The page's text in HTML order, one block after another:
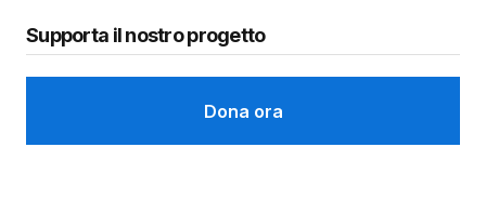
Supporta il nostro progetto
Dona ora